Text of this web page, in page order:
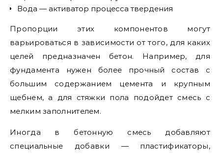
Вода — активатор процесса твердения
Пропорции этих компонентов могут
варьироваться в зависимости от того, для каких
целей предназначен бетон. Например, для
фундамента нужен более прочный состав с
большим содержанием цемента и крупным
щебнем, а для стяжки пола подойдет смесь с
мелким заполнителем.
Иногда в бетонную смесь добавляют
специальные добавки — пластификаторы,